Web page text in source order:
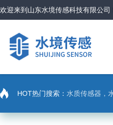
欢迎来到 山东水境传感科技有限公司
HOT热门搜索： 水质传感器，